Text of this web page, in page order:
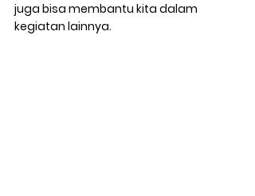
juga bisa membantu kita dalam
kegiatan lainnya.